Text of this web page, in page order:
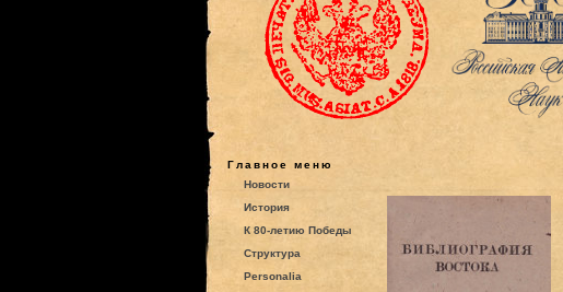
Главное меню
Новости
История
К 80-летию Победы
Структура
Personalia